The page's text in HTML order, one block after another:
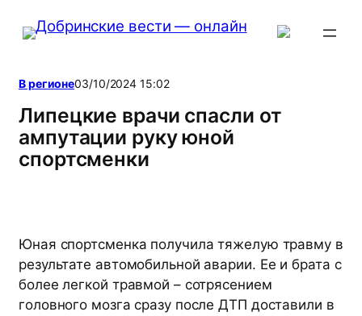
Перейти
В регионе03/10/2024 15:02
Липецкие врачи спасли от
ампутации руку юной
спортсменки
Юная спортсменка получила тяжелую травму в
результате автомобильной аварии. Ее и брата с
более легкой травмой – сотрясением
головного мозга сразу после ДТП доставили в